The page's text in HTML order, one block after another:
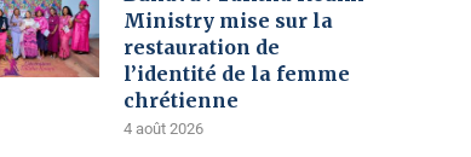
Ministry mise sur la
restauration de
l’identité de la femme
chrétienne
4 août 2026